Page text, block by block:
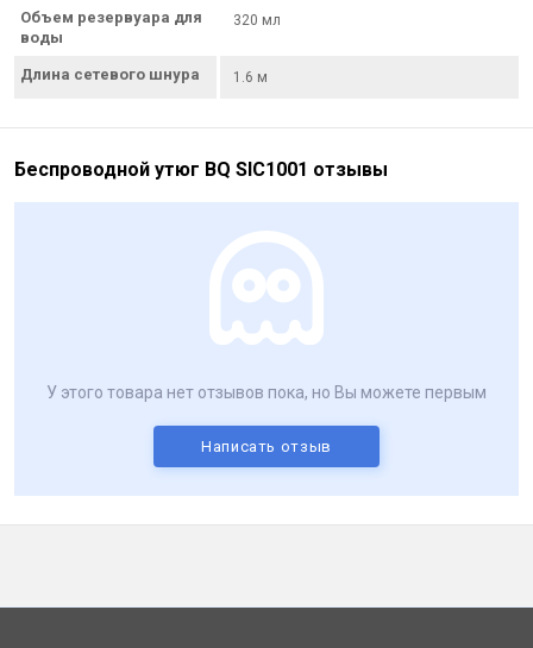
Объем резервуара для
воды
320 мл
Длина сетевого шнура 1.6 м
Беспроводной утюг BQ SIC1001 отзывы
У этого товара нет отзывов пока, но Вы можете первым
Написать отзыв